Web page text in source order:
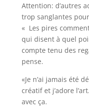
Attention: d’autres
trop sanglantes
« Les pires
qui disent à quel
compte tenu des
pense.
«Je n’ai jamais été
créatif et j’adore
avec ça.